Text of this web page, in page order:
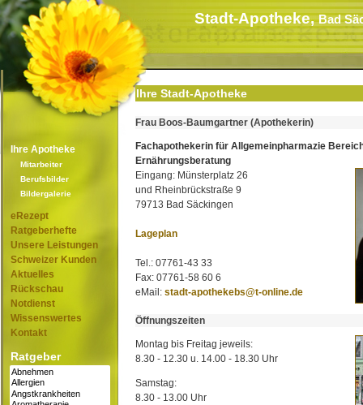
Stadt-Apotheke,Bad
Ihre Apotheke
Mitarbeiter
Berufsbilder
Bildergalerie
eRezept
Ratgeberhefte
Unsere Leistungen
Schweizer Kunden
Aktuelles
Rückschau
Notdienst
Wissenswertes
Kontakt
Ratgeber
Ihre Stadt-Apotheke
Frau Boos-Baumgartner (Apothekerin)
Fachapothekerin für Allgemeinpharmazie
Ernährungsberatung
Eingang: Münsterplatz 26
und Rheinbrückstraße 9
79713 Bad Säckingen
Lageplan
Tel.: 07761-43 33
Fax: 07761-58 60 6
eMail: stadt-apothekebs@t-online.de
Öffnungszeiten
Montag bis Freitag jeweils:
8.30 - 12.30 u. 14.00 - 18.30 Uhr
Samstag:
8.30 - 13.00 Uhr